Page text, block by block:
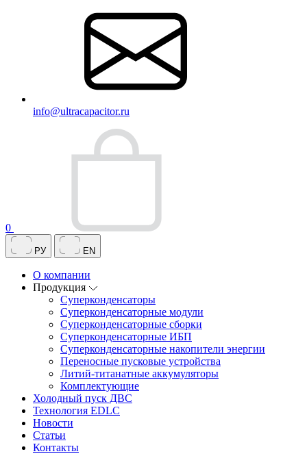
info@ultracapacitor.ru
0
РУ EN
О компании
Продукция
Суперконденсаторы
Суперконденсаторные модули
Суперконденсаторные сборки
Суперконденсаторные ИБП
Суперконденсаторные накопители энергии
Переносные пусковые устройства
Литий-титанатные аккумуляторы
Комплектующие
Холодный пуск ДВС
Технология EDLC
Новости
Статьи
Контакты